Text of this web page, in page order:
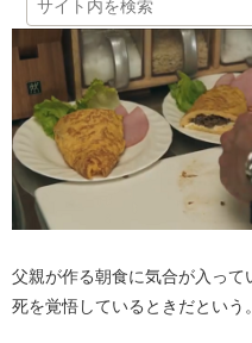
父親が作る朝食に気合が入って
死を覚悟しているときだという。